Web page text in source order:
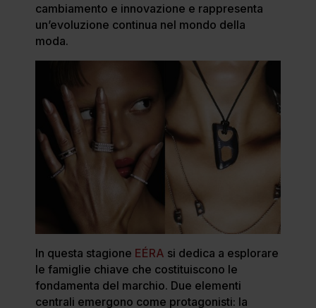
cambiamento e innovazione e rappresenta
un’evoluzione continua nel mondo della
moda.
In questa stagione EÉRA si dedica a esplorare
le famiglie chiave che costituiscono le
fondamenta del marchio. Due elementi
centrali emergono come protagonisti: la